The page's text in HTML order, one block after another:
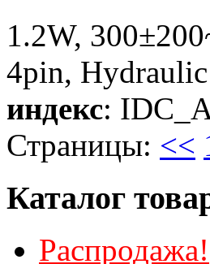
1.2W,
4pin,
индекс:
Страницы: <<
Каталог
Распродажа!